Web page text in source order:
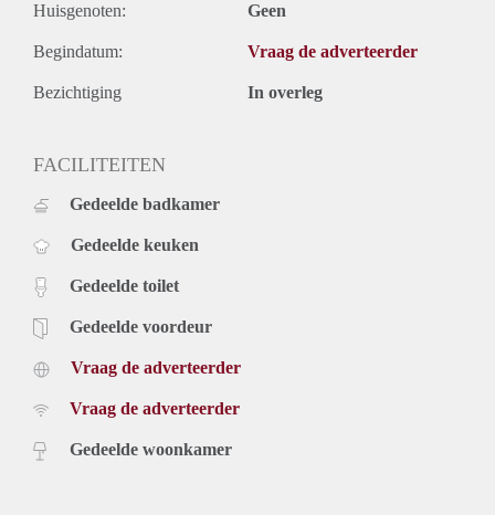
Huisgenoten: Geen
Begindatum: Vraag de adverteerder
Bezichtiging In overleg
FACILITEITEN
Gedeelde badkamer
Gedeelde keuken
Gedeelde toilet
Gedeelde voordeur
Vraag de adverteerder
Vraag de adverteerder
Gedeelde woonkamer